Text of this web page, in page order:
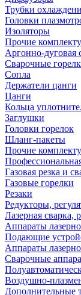
Трубки
Головки
Изоляторы
Прочие
Аргонно-дуговая
Сварочные
Сопла
Держатели цанги
Цанги
Кольца
Заглушки
Головки горелок
Шланг-пакеты
Прочие
Газовая резка и
Газовые горелки
Резаки
Редукторы,
Лазерная сварка,
Аппараты
Подающие
Аппараты
Сварочные
Воздушно-
Дополнительные